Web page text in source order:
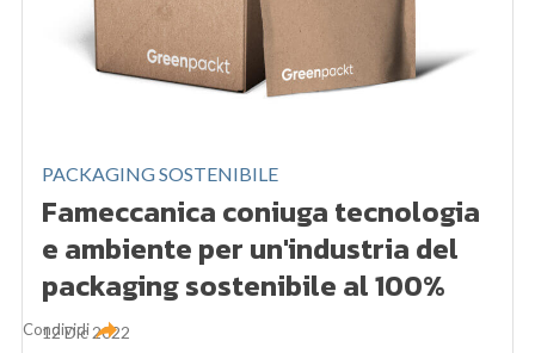
PACKAGING SOSTENIBILE
Fameccanica coniuga tecnologia
e ambiente per un'industria del
packaging sostenibile al 100%
12 Dic 2022
Condividi